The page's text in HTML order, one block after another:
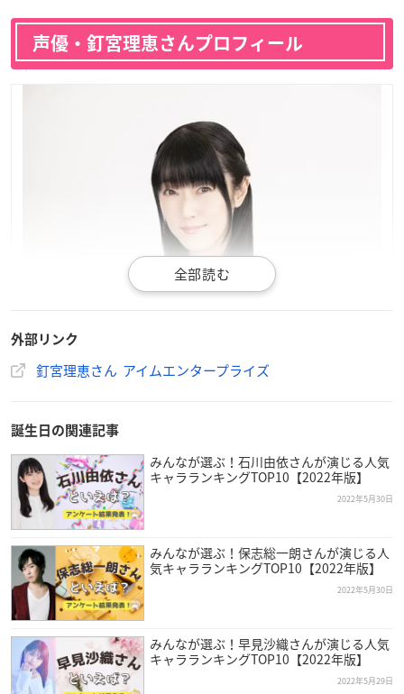
声優・釘宮理恵さんプロフィール
釘宮理恵さんは熊本県出身で現在アイムエンタープライズに所
属しており、今年で43歳を迎えます。
外部リンク
釘宮理恵さん アイムエンタープライズ
誕生日の関連記事
みんなが選ぶ！石川由依さんが演じる人気
キャラランキングTOP10【2022年版】
2022年5月30日
みんなが選ぶ！保志総一朗さんが演じる人
気キャラランキングTOP10【2022年版】
2022年5月30日
みんなが選ぶ！早見沙織さんが演じる人気
キャラランキングTOP10【2022年版】
2022年5月29日